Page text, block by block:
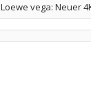
Loewe vega: Neuer